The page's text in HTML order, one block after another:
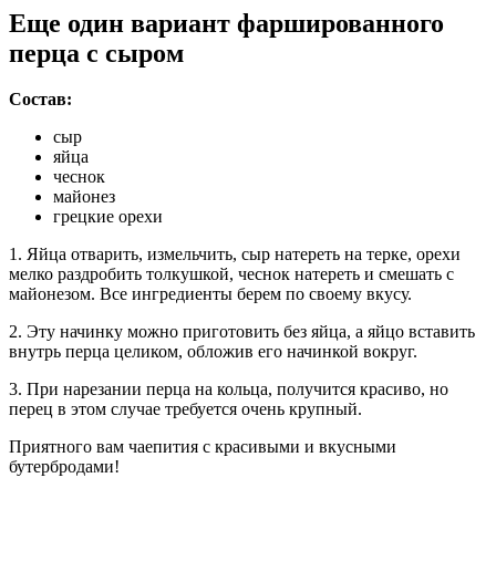
Еще один вариант фаршированного
перца с сыром
Состав:
сыр
яйца
чеснок
майонез
грецкие орехи
1. Яйца отварить, измельчить, сыр натереть на терке, орехи
мелко раздробить толкушкой, чеснок натереть и смешать с
майонезом. Все ингредиенты берем по своему вкусу.
2. Эту начинку можно приготовить без яйца, а яйцо вставить
внутрь перца целиком, обложив его начинкой вокруг.
3. При нарезании перца на кольца, получится красиво, но
перец в этом случае требуется очень крупный.
Приятного вам чаепития с красивыми и вкусными
бутербродами!